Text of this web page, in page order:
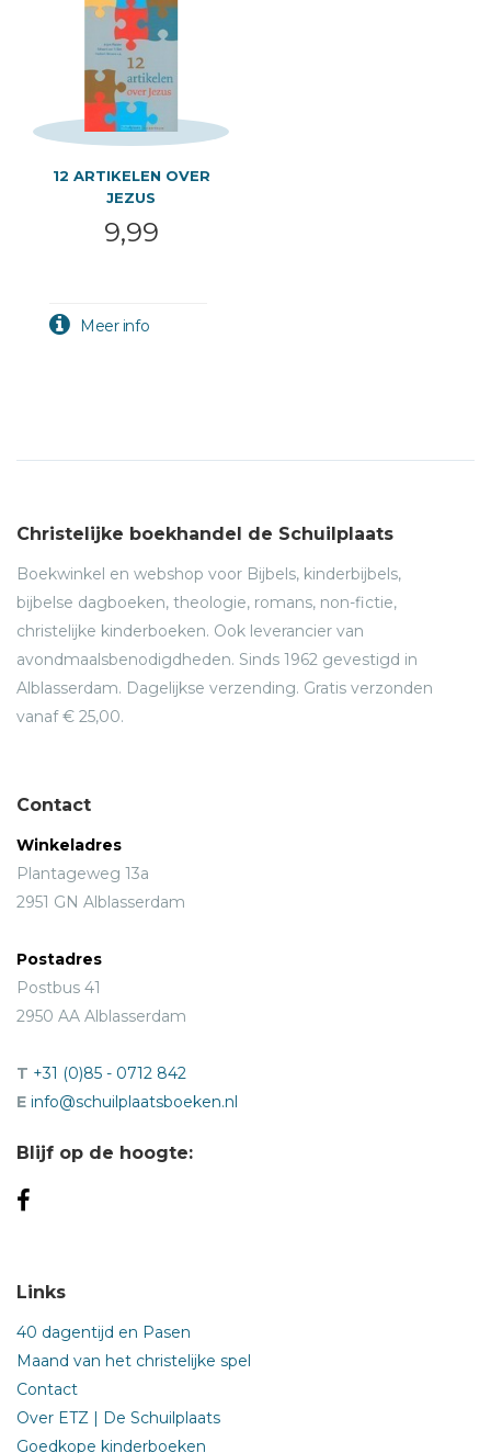
12 ARTIKELEN OVER
JEZUS
9,99
Christelijke boekhandel de Schuilplaats
Boekwinkel en webshop voor Bijbels, kinderbijbels,
bijbelse dagboeken, theologie, romans, non-fictie,
christelijke kinderboeken. Ook leverancier van
avondmaalsbenodigdheden. Sinds 1962 gevestigd in
Alblasserdam. Dagelijkse verzending. Gratis verzonden
vanaf € 25,00.
Contact
Winkeladres
Plantageweg 13a
2951 GN Alblasserdam
Postadres
Postbus 41
2950 AA Alblasserdam
T +31 (0)85 - 0712 842
E info@schuilplaatsboeken.nl
Blijf op de hoogte:
Links
40 dagentijd en Pasen
Maand van het christelijke spel
Contact
Over ETZ | De Schuilplaats
Goedkope kinderboeken